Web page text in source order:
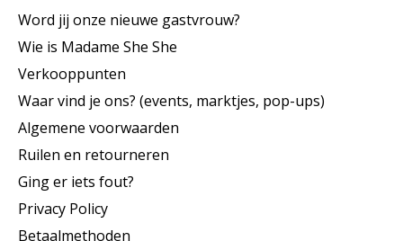
Word jij onze nieuwe gastvrouw?
Wie is Madame She She
Verkooppunten
Waar vind je ons? (events, marktjes, pop-ups)
Algemene voorwaarden
Ruilen en retourneren
Ging er iets fout?
Privacy Policy
Betaalmethoden